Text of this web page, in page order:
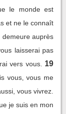
le monde est
et ne le connaît
demeure auprès
laisserai pas
vers vous.
19
vous, vous me
vous vivrez.
je suis en mon